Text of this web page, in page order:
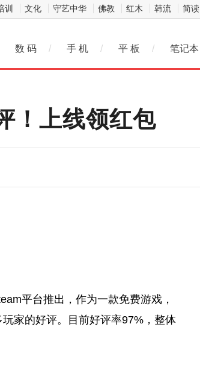
训 文化 守艺中华 佛教 红木 韩流 简读
数 码 / 手 机 / 平 板 / 笔记本
！上线领红包
平台推出，作为一款免费游戏，
玩家的好评。目前好评率97%，整体